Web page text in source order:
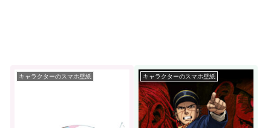
キャラクターのスマホ壁紙 キャラクターのスマホ壁紙